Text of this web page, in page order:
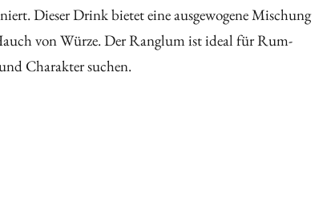
Dieser Drink bietet eine ausgewogene Mischung
von Würze. Der Ranglum ist ideal für Rum-
Charakter suchen.